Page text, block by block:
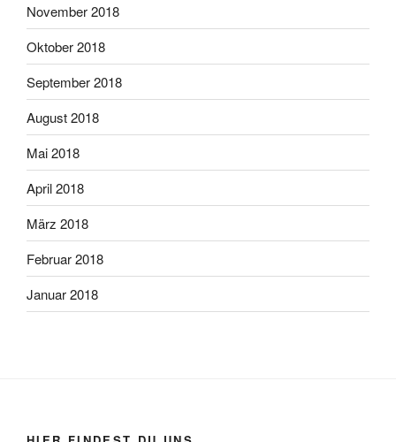
November 2018
Oktober 2018
September 2018
August 2018
Mai 2018
April 2018
März 2018
Februar 2018
Januar 2018